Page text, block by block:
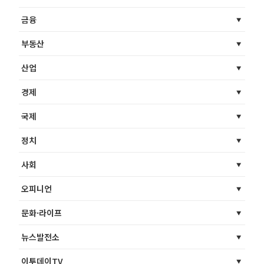
금융
부동산
산업
경제
국제
정치
사회
오피니언
문화·라이프
뉴스발전소
이투데이TV